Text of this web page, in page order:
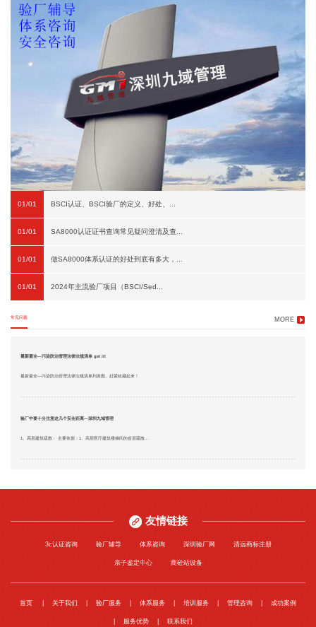
01/01 BSCI认证、BSCI验厂的定义、好处、...
01/01 SA8000认证证书查询常见疑问澄清及查...
01/01 做SA8000体系认证的好处到底有多大，...
01/01 2024年主流验厂项目（BSCI/Sed...
常见问题 MORE
最新最全—污染防治管理法律法规清单 get it!
最新最全—污染防治管理法律法规清单列表图。赶紧收藏起来！
验厂中要十分注意这几个安全距离—深圳九域管理
1、高层建筑疏散： 主要依据：1、高层医疗建筑楼梯间的首层疏散...
友情链接
3c认证咨询 验厂辅导 体系咨询 深圳验厂网 清远商标注册
亲子鉴定中心 商砼站设备
首页 关于我们 验厂服务 体系服务 培训服务 管理咨询 成功案例
服务优势 联系我们